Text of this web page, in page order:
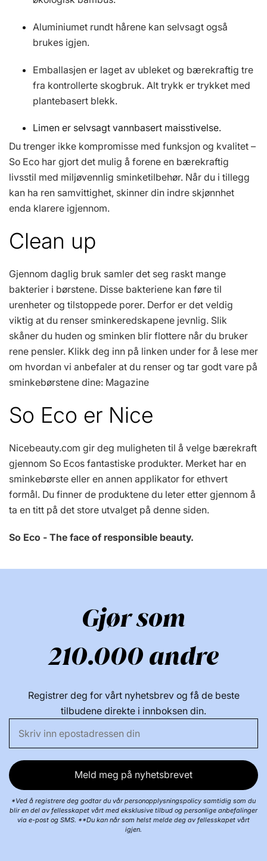
Aluminiumet rundt hårene kan selvsagt også
brukes igjen.
Emballasjen er laget av ubleket og bærekraftig tre
fra kontrollerte skogbruk. Alt trykk er trykket med
plantebasert blekk.
Limen er selvsagt vannbasert maisstivelse.
Du trenger ikke kompromisse med funksjon og kvalitet –
So Eco har gjort det mulig å forene en bærekraftig
livsstil med miljøvennlig sminketilbehør. Når du i tillegg
kan ha ren samvittighet, skinner din indre skjønnhet
enda klarere igjennom.
Clean up
Gjennom daglig bruk samler det seg raskt mange
bakterier i børstene. Disse bakteriene kan føre til
urenheter og tilstoppede porer. Derfor er det veldig
viktig at du renser sminkeredskapene jevnlig. Slik
skåner du huden og sminken blir flottere når du bruker
rene pensler. Klikk deg inn på linken under for å lese mer
om hvordan vi anbefaler at du renser og tar godt vare på
sminkebørstene dine: Magazine
So Eco er Nice
Nicebeauty.com gir deg muligheten til å velge bærekraft
gjennom So Ecos fantastiske produkter. Merket har en
sminkebørste eller en annen applikator for ethvert
formål. Du finner de produktene du leter etter gjennom å
ta en titt på det store utvalget på denne siden.
So Eco - The face of responsible beauty.
Gjør som
210.000 andre
Registrer deg for vårt nyhetsbrev og få de beste
tilbudene direkte i innboksen din.
Meld meg på nyhetsbrevet
*Ved å registrere deg godtar du vår personopplysningspolicy samtidig som du
blir en del av fellesskapet vårt med eksklusive tilbud og personlige anbefalinger
via e-post og SMS. **Du kan når som helst melde deg av fellesskapet vårt
igjen.